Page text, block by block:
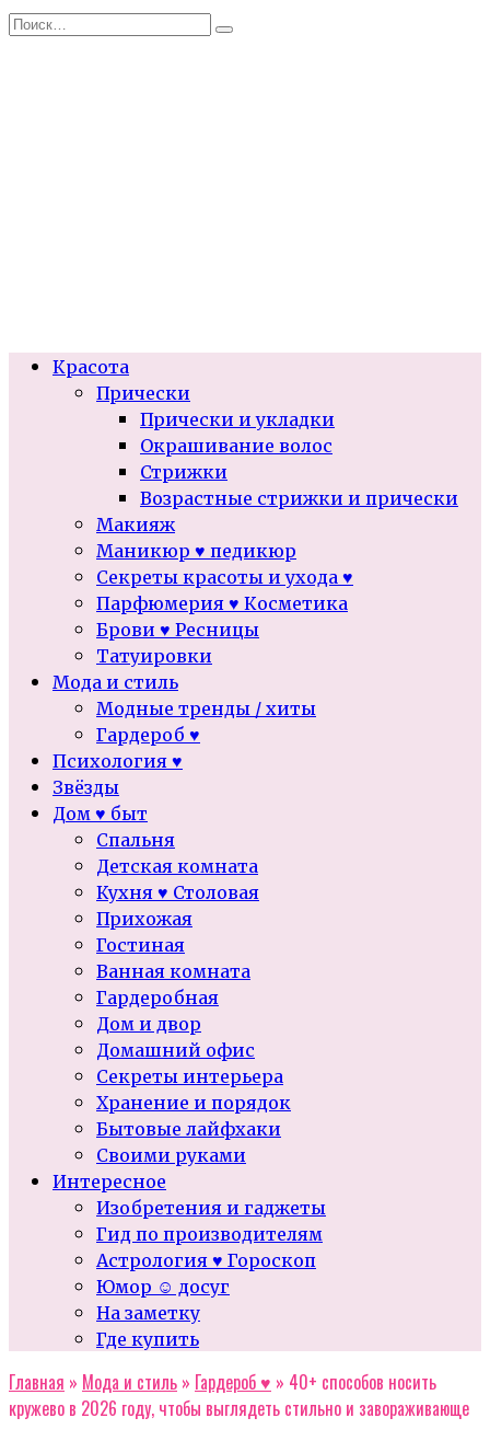
Перейти
Search
Красота
Прически
Прически и укладки
Окрашивание волос
Стрижки
Возрастные стрижки и прически
Макияж
Маникюр ♥ педикюр
Секреты красоты и ухода ♥
Парфюмерия ♥ Косметика
Брови ♥ Ресницы
Татуировки
Мода и стиль
Модные тренды / хиты
Гардероб ♥
Психология ♥
Звёзды
Дом ♥ быт
Спальня
Детская комната
Кухня ♥ Столовая
Прихожая
Гостиная
Ванная комната
Гардеробная
Дом и двор
Домашний офис
Секреты интерьера
Хранение и порядок
Бытовые лайфхаки
Своими руками
Интересное
Изобретения и гаджеты
Гид по производителям
Астрология ♥ Гороскоп
Юмор ☺ досуг
На заметку
Где купить
Главная » Мода и стиль » Гардероб ♥ » 40+ способов носить
кружево в 2026 году, чтобы выглядеть стильно и завораживающе